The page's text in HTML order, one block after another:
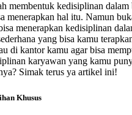
membentuk kedisiplinan dalam
menerapkan hal itu. Namun
menerapkan kedisiplinan
yang bisa kamu
di kantor kamu agar bisa
karyawan yang kamu
Simak terus ya artikel ini!
Khusus